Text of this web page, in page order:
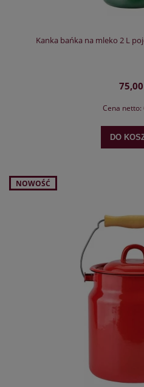
Kanka bańka na mleko 2 L
75,00
Cena netto:
DO
NOWOŚĆ